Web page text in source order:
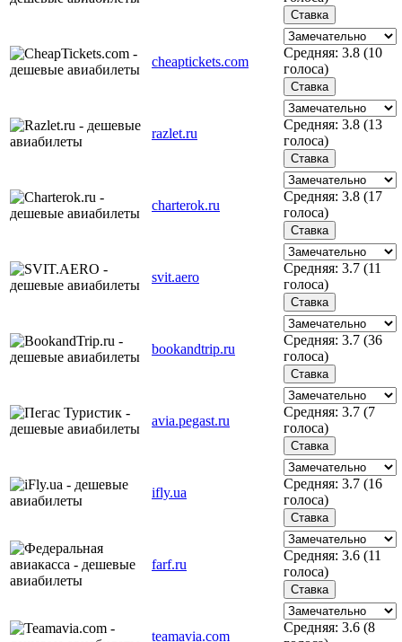
cheaptickets.com
Средняя: 3.8 (10
голоса)
razlet.ru
Средняя: 3.8 (13
голоса)
charterok.ru
Средняя: 3.8 (17
голоса)
svit.aero
Средняя: 3.7 (11
голоса)
bookandtrip.ru
Средняя: 3.7 (36
голоса)
avia.pegast.ru
Средняя: 3.7 (7
голоса)
ifly.ua
Средняя: 3.7 (16
голоса)
farf.ru
Средняя: 3.6 (11
голоса)
teamavia.com
Средняя: 3.6 (8